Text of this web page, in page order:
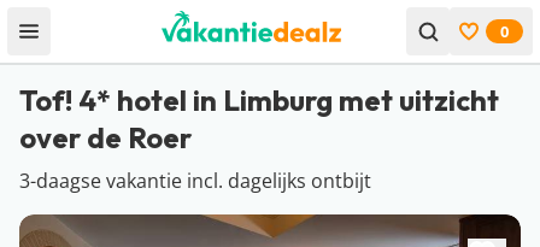
Open menu Bekijk
0
Tof! 4* hotel in Limburg met uitzicht
over de Roer
3-daagse vakantie incl. dagelijks ontbijt